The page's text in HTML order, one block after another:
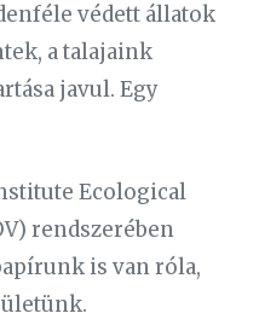
védett állatok
a talajaink
javul. Egy
Ecological
rendszerében
is van róla,